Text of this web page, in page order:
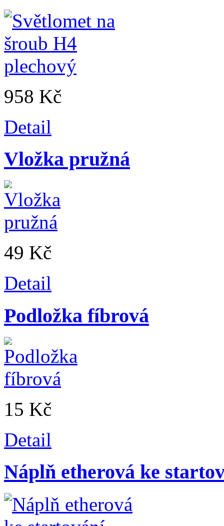
958 Kč
Detail
Vložka pružná
49 Kč
Detail
Podložka fíbrová
15 Kč
Detail
Náplň etherová ke